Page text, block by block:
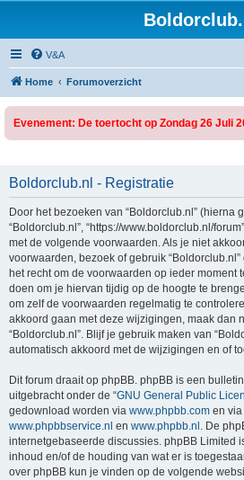
V&A
Home Forumoverzicht
Evenement: De toertocht op Zondag 26 Juli
Boldorclub.nl - Registratie
Door het bezoeken van “Boldorclub.nl” (hierna
“Boldorclub.nl”, “https://www.boldorclub.nl/
met de volgende voorwaarden. Als je niet
voorwaarden, bezoek of gebruik
het recht om de voorwaarden op ieder moment
doen om je hiervan tijdig op de hoogte te
om zelf de voorwaarden regelmatig te
akkoord gaan met deze wijzigingen, maak dan
“Boldorclub.nl”. Blijf je gebruik maken van
automatisch akkoord met de wijzigingen en of
Dit forum draait op phpBB. phpBB is een
uitgebracht onder de “GNU General Public
gedownload worden via www.phpbb.com en
www.phpbbservice.nl en www.phpbb.nl . De
internetgebaseerde discussies. phpBB Limited
inhoud en/of de houding van wat er is
over phpBB kun je vinden op de volgende